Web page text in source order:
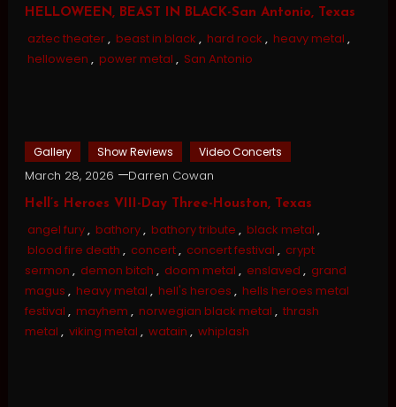
HELLOWEEN, BEAST IN BLACK-San Antonio, Texas
aztec theater, beast in black , hard rock , heavy metal ,
helloween , power metal , San Antonio
Gallery Show Reviews Video Concerts
March 28, 2026 Darren Cowan
Hell’s Heroes VIII-Day Three-Houston, Texas
angel fury, bathory, bathory tribute , black metal ,
blood fire death , concert, concert festival , crypt
sermon , demon bitch , doom metal , enslaved , grand
magus , heavy metal , hell's heroes , hells heroes metal
festival , mayhem , norwegian black metal , thrash
metal , viking metal , watain , whiplash